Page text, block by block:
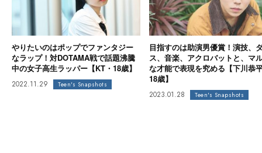
やりたいのはポップでファンタジー
なラップ！対DOTAMA戦で話題沸騰
中の女子高生ラッパー【KT・18歳】
2022.11.29 Teen's Snapshots
目指すのは助演男優賞！演技、
ス、音楽、アクロバットと、マ
な才能で表現を究める【下川恭
18歳】
2023.01.28 Teen's Snapshots